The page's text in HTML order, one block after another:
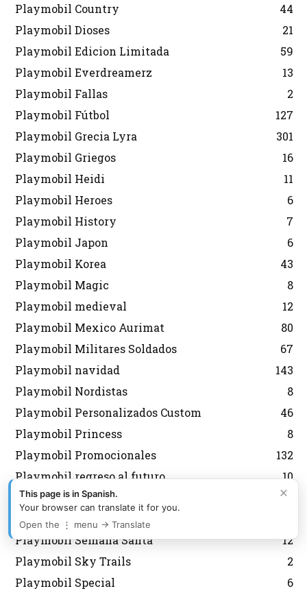
Playmobil Country
44
Playmobil Dioses
21
Playmobil Edicion Limitada
59
Playmobil Everdreamerz
13
Playmobil Fallas
2
Playmobil Fútbol
127
Playmobil Grecia Lyra
301
Playmobil Griegos
16
Playmobil Heidi
11
Playmobil Heroes
6
Playmobil History
7
Playmobil Japon
6
Playmobil Korea
43
Playmobil Magic
8
Playmobil medieval
12
Playmobil Mexico Aurimat
80
Playmobil Militares Soldados
67
Playmobil navidad
143
Playmobil Nordistas
8
Playmobil Personalizados Custom
46
Playmobil Princess
8
Playmobil Promocionales
132
Playmobil regreso al futuro
10
Playmobil Scooby Doo
32
Playmobil segunda mano
Playmobil Semana Santa
12
Playmobil Sky Trails
2
Playmobil Special
6
×
This page is in Spanish.
Your browser can translate it for you.
Open the ⋮ menu → Translate